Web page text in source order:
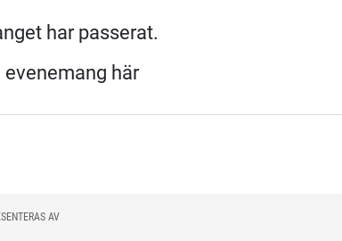
har passerat.
här
AV